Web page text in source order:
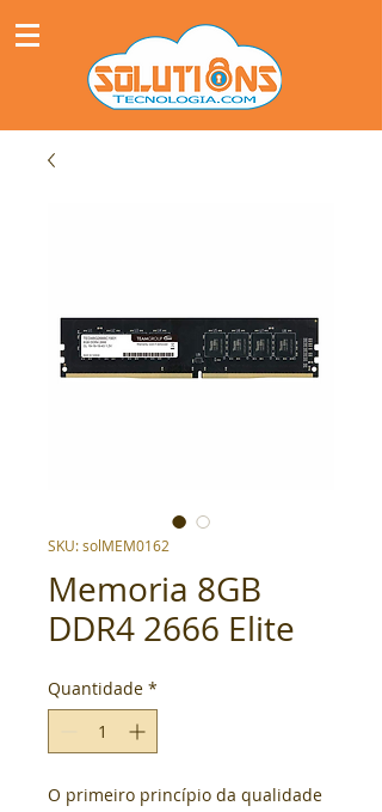
SKU: solMEM0162
Memoria 8GB
DDR4 2666 Elite
Quantidade *
O primeiro princípio da qualidade